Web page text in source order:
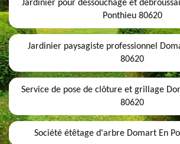
Jardinier pour dessouchage et
Ponthieu 80620
Jardinier paysagiste professionnel
80620
Service de pose de clôture et grillage
80620
Société étêtage d'arbre Domart En